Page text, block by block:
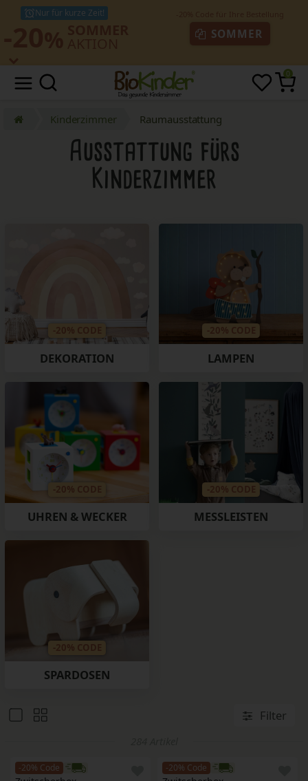
Nur für kurze Zeit!
SOMMER
0
Kinderzimmer Raumausstattung
Ausstattung fürs
Kinderzimmer
DEKORATION LAMPEN
UHREN & WECKER MESSLEISTEN
SPARDOSEN
Filter
-20% Code -20% Code